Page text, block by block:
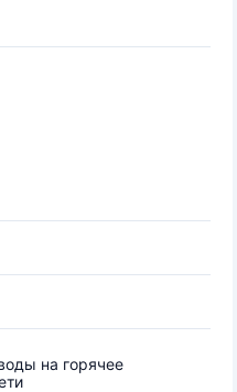
на горячее